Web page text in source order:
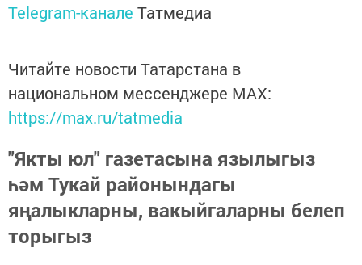
Telegram-канале Татмедиа
Читайте новости Татарстана в
национальном мессенджере MАХ:
https://max.ru/tatmedia
"Якты юл" газетасына язылыгыз
һәм Тукай районындагы
яңалыкларны, вакыйгаларны белеп
торыгыз